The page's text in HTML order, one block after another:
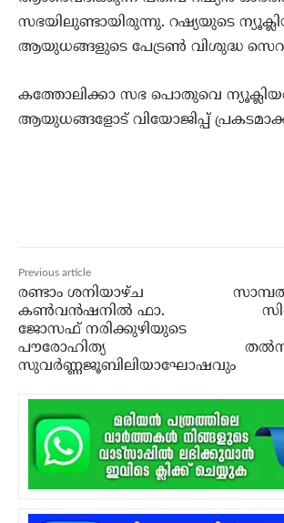
സഭയിലുണ്ടായിരുന്നു. റഷ്യയുടെ
ആയുധങ്ങളുടെ പേട്രണ്‍ വിശുദ്ധ
കത്തോലിക്കാ സഭ പൊതുവെ
ആയുധങ്ങളോട് വിയോജിപ്പ്
Previous article
രണ്ടാം ശനിയാഴ്ച
കണ്‍വന്‍ഷനില്‍ ഫാ.
ജോസഫ് നരിക്കുഴിയുടെ
പൗരോഹിത്യ
സുവര്‍ണ്ണജൂബിലിയാഘോഷവും